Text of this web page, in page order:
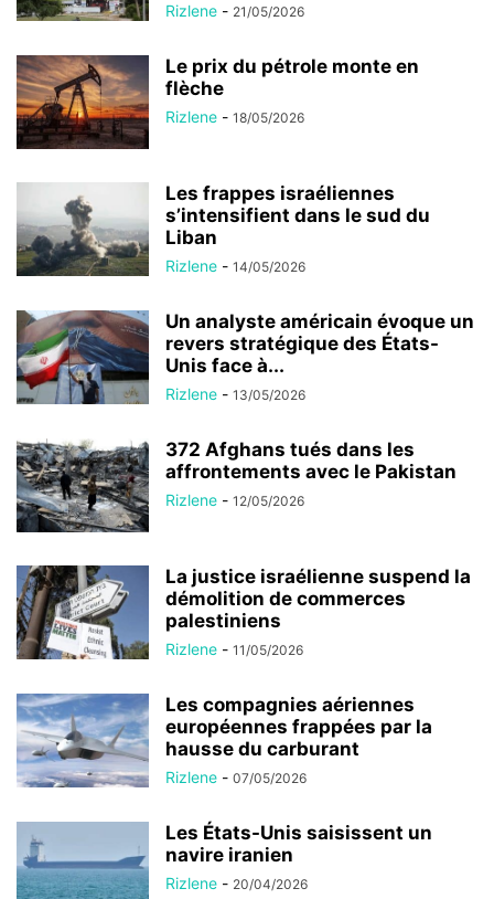
Rizlene - 21/05/2026
Le prix du pétrole monte en
flèche
Rizlene - 18/05/2026
Les frappes israéliennes
s’intensifient dans le sud du
Liban
Rizlene - 14/05/2026
Un analyste américain évoque un
revers stratégique des États-
Unis face à...
Rizlene - 13/05/2026
372 Afghans tués dans les
affrontements avec le Pakistan
Rizlene - 12/05/2026
La justice israélienne suspend la
démolition de commerces
palestiniens
Rizlene - 11/05/2026
Les compagnies aériennes
européennes frappées par la
hausse du carburant
Rizlene - 07/05/2026
Les États-Unis saisissent un
navire iranien
Rizlene - 20/04/2026